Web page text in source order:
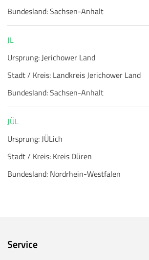
Bundesland:Sachsen-Anhalt
JL
Ursprung:Jerichower Land
Stadt / Kreis: Landkreis Jerichower Land
Bundesland:Sachsen-Anhalt
JÜL
Ursprung:JÜLich
Stadt / Kreis: Kreis Düren
Bundesland: Nordrhein-Westfalen
Service